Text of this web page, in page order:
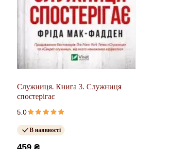
Служниця. Книга 3. Служниця
спостерігає
5.0
В наявності
459 ₴